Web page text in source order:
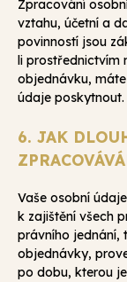
Zpracování
vztahu, účetní a
povinností jsou
li prostřednictvím
objednávku,
údaje poskytnout.
6. JAK
Vaše osobní
k zajištění všech
právního jednání,
objednávky,
po dobu, kterou